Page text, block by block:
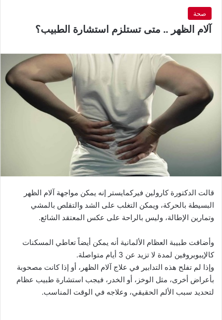
صحة
آلام الظهر .. متى تستلزم استشارة الطبيب؟
قالت الدكتورة كارولين فيركمايستر إنه يمكن مواجهة آلام الظهر
البسيطة بالحركة، ويمكن التغلب على الشد والتقلص بالمشي
وتمارين الإطالة، وليس بالراحة على عكس المعتقد الشائع.
وأضافت طبيبة العظام الألمانية أنه يمكن أيضاً تعاطي المسكنات
كالإيبوبروفين لمدة لا تزيد عن 3 أيام متواصلة.
وإذا لم تفلح هذه التدابير في علاج آلام الظهر، أو إذا كانت مصحوبة
بأعراض أخرى، مثل الوخز، أو الخدر، فيجب استشارة طبيب عظام
لتحديد سبب الألم الحقيقي، وعلاجه في الوقت المناسب.